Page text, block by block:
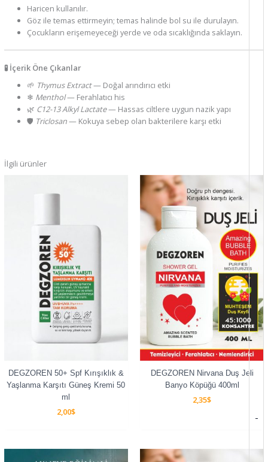
-
Haricen kullanılır.
Göz ile temas ettirmeyin; temas halinde bol su ile durulayın.
Çocukların erişemeyeceği yerde ve oda sıcaklığında saklayın.
🧪 İçerik Öne Çıkanlar
🌱 Thymus Extract— Doğal arındırıcı etki
❄ Menthol— Ferahlatıcı his
🌿 C12-13 Alkyl Lactate— Hassas ciltlere uygun nazik yapı
🛡 Triclosan— Kokuya sebep olan bakterilere karşı etki
İlgili ürünler
DEGZOREN 50+ Spf Kırışıklık &
Yaşlanma Karşıtı Güneş Kremi 50
ml
2,00$
DEGZOREN Nirvana Duş Jeli
Banyo Köpüğü 400ml
2,35$